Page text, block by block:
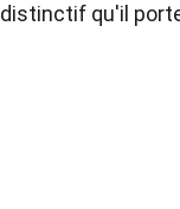
distinctif qu'il